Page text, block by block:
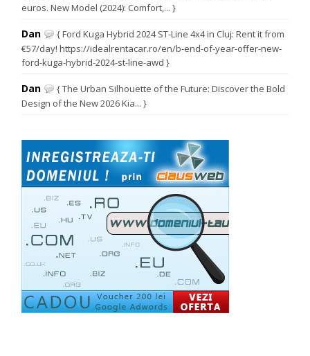
euros. New Model (2024): Comfort,... }
Dan
{ Ford Kuga Hybrid 2024 ST-Line 4x4 in Cluj: Rent it from
€57/day! https://idealrentacar.ro/en/b-end-of-year-offer-new-
ford-kuga-hybrid-2024-st-line-awd }
Dan
{ The Urban Silhouette of the Future: Discover the Bold
Design of the New 2026 Kia... }